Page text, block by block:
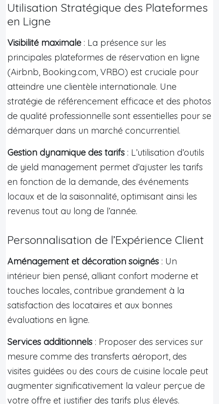
Utilisation Stratégique des Plateformes
en Ligne
Visibilité maximale : La présence sur les
principales plateformes de réservation en ligne
(Airbnb, Booking.com, VRBO) est cruciale pour
atteindre une clientèle internationale. Une
stratégie de référencement efficace et des photos
de qualité professionnelle sont essentielles pour se
démarquer dans un marché concurrentiel.
Gestion dynamique des tarifs : L’utilisation d’outils
de yield management permet d’ajuster les tarifs
en fonction de la demande, des événements
locaux et de la saisonnalité, optimisant ainsi les
revenus tout au long de l’année.
Personnalisation de l’Expérience Client
Aménagement et décoration soignés : Un
intérieur bien pensé, alliant confort moderne et
touches locales, contribue grandement à la
satisfaction des locataires et aux bonnes
évaluations en ligne.
Services additionnels : Proposer des services sur
mesure comme des transferts aéroport, des
visites guidées ou des cours de cuisine locale peut
augmenter significativement la valeur perçue de
votre offre et justifier des tarifs plus élevés.